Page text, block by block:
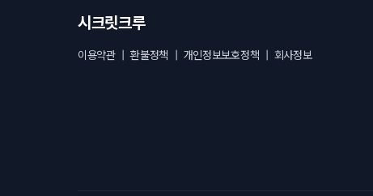
시크릿크루
이용약관|환불정책 개인정보보호정책 회사정보